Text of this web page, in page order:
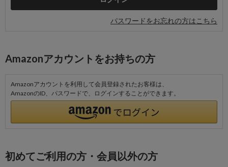
パスワードをお忘れの方はこちら
Amazonアカウントをお持ちの方
Amazonアカウントを利用して会員登録されたお客様は、
AmazonのID、パスワードで、ログインすることができます。
初めてご利用の方・会員以外の方